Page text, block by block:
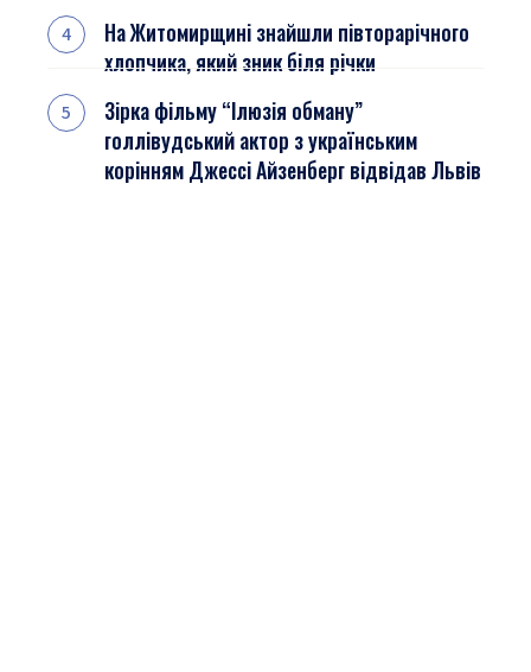
На Житомирщині знайшли півторарічного
хлопчика, який зник біля річки
Зірка фільму “Ілюзія обману”
голлівудський актор з українським
корінням Джессі Айзенберг відвідав Львів